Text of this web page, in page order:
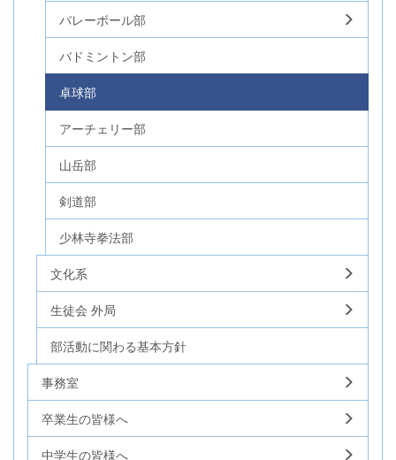
バレーボール部
バドミントン部
卓球部
アーチェリー部
山岳部
剣道部
少林寺拳法部
文化系
生徒会 外局
部活動に関わる基本方針
事務室
卒業生の皆様へ
中学生の皆様へ